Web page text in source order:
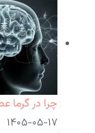
چرا در گرما
۱۴۰۵-۰۵-۱۷